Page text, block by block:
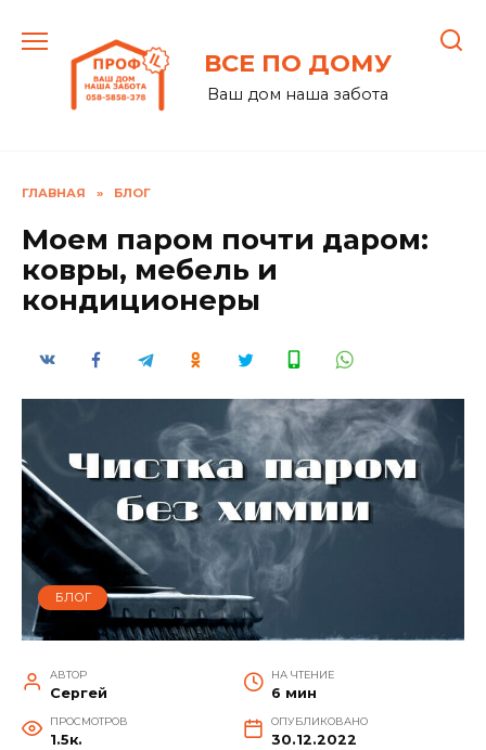
содержанию
ВСЕ ПО ДОМУ
Ваш дом наша забота
ГЛАВНАЯ » БЛОГ
Моем паром почти даром:
ковры, мебель и
кондиционеры
БЛОГ
АВТОР
Сергей
НА ЧТЕНИЕ
6 мин
ПРОСМОТРОВ
1.5к.
ОПУБЛИКОВАНО
30.12.2022